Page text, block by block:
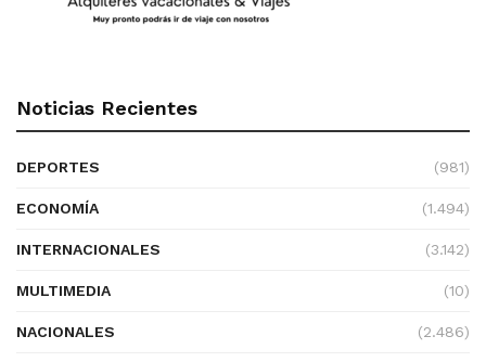
Noticias Recientes
DEPORTES (981)
ECONOMÍA (1.494)
INTERNACIONALES (3.142)
MULTIMEDIA (10)
NACIONALES (2.486)